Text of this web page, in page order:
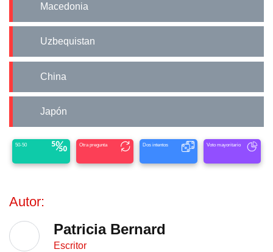
Macedonia
Uzbequistan
China
Japón
50-50 Otra pregunta Dos intentos Voto mayoritario
Autor:
Patricia Bernard
Escritor